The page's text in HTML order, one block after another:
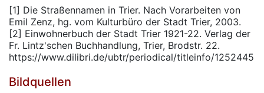
[1] Die Straßennamen in Trier. Nach Vorarbeiten von
Emil Zenz, hg. vom Kulturbüro der Stadt Trier, 2003.
[2] Einwohnerbuch der Stadt Trier 1921-22. Verlag der
Fr. Lintz'schen Buchhandlung, Trier, Brodstr. 22.
https://www.dilibri.de/ubtr/periodical/titleinfo/1252445
Bildquellen